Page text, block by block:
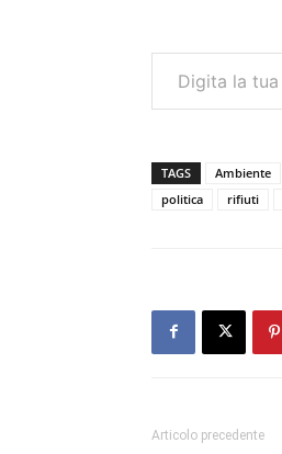
Digita la tua e-mail...
TAGS Ambiente
politica
rifiuti
Articolo precedente